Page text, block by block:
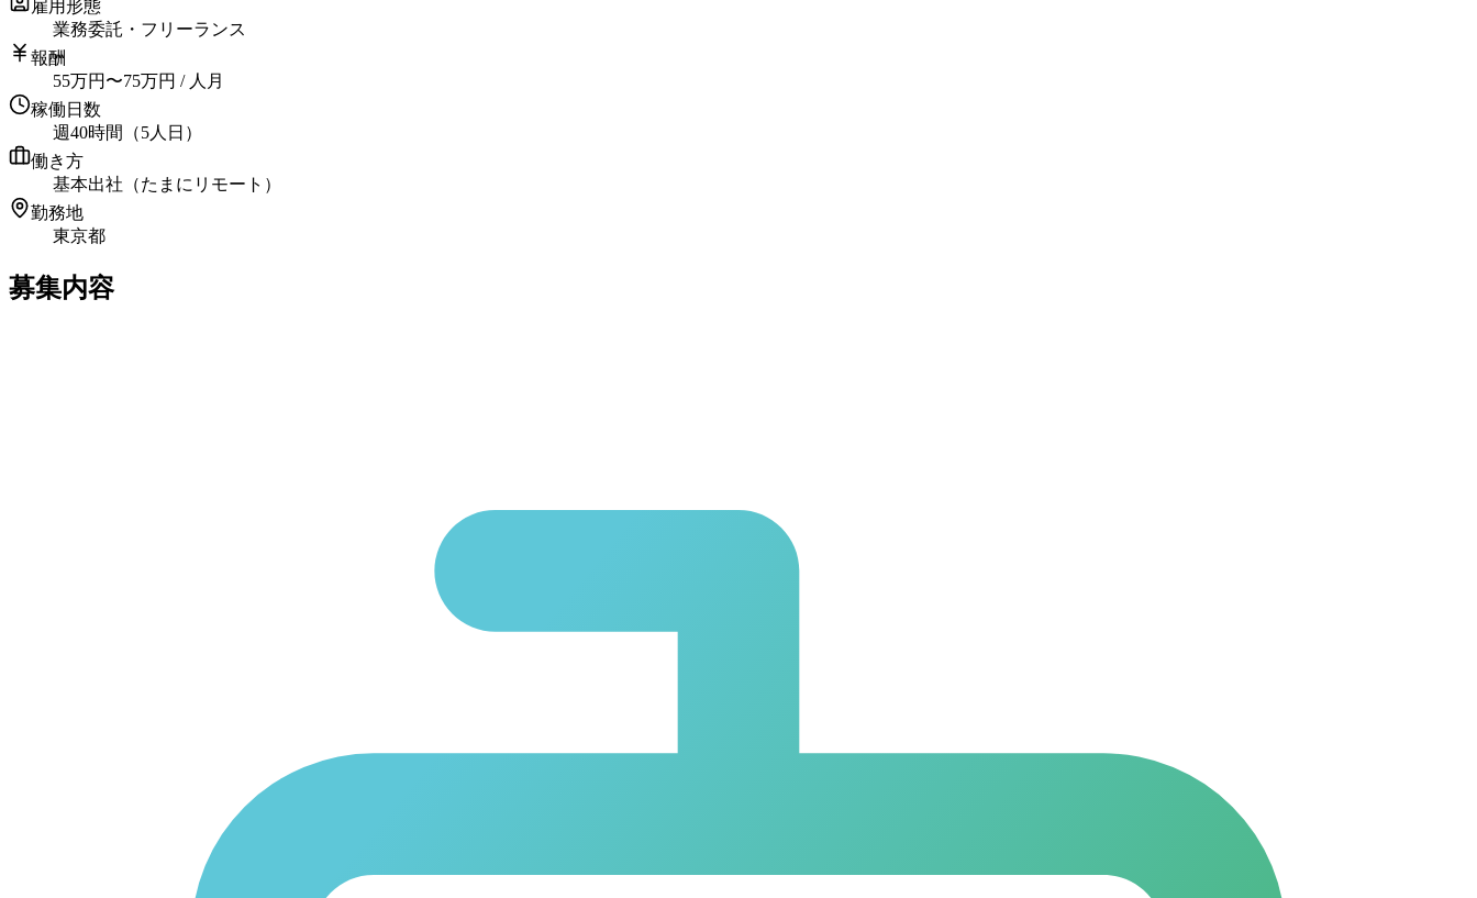
雇用形態
業務委託・フリーランス
報酬
55万円 〜75万円 / 人月
稼働日数
週40時間（5人日）
働き方
基本出社（たまにリモート）
勤務地
東京都
募集内容